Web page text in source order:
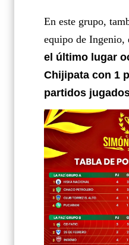
En este grupo,
equipo de Ingenio,
el último lugar
Chijipata con 1
partidos